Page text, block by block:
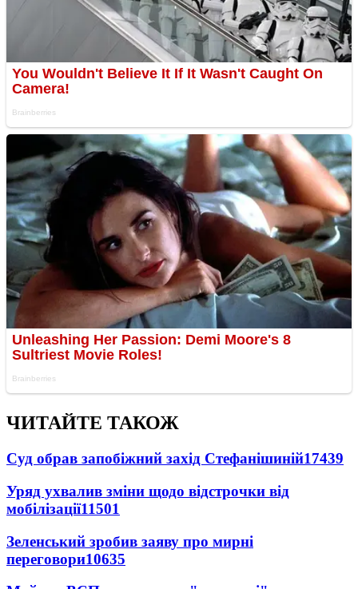
ЧИТАЙТЕ ТАКОЖ
Суд обрав запобіжний захід Стефанішиній17439
Уряд ухвалив зміни щодо відстрочки від
мобілізації11501
Зеленський зробив заяву про мирні
переговори10635